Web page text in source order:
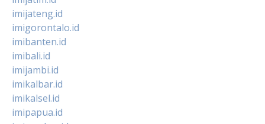
imijateng.id
imigorontalo.id
imibanten.id
imibali.id
imijambi.id
imikalbar.id
imikalsel.id
imipapua.id